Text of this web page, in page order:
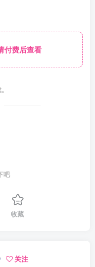
付费后查看
吧
收藏
关注